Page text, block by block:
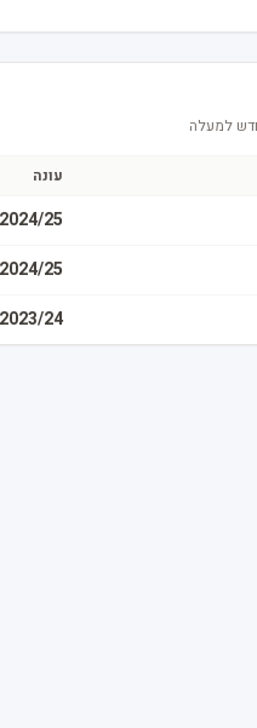
למעלה
עונה
2024/25
2024/25
2023/24